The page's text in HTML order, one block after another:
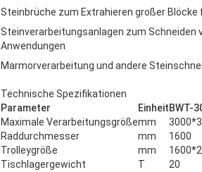
Steinbrüche zum Extrahieren großer Blöcke
Steinverarbeitungsanlagen zum Schneiden
Anwendungen
Marmorverarbeitung und andere
Technische Spezifikationen
Parameter
EinheitBWT-
Maximale Verarbeitungsgrößemm
Raddurchmesser
mm 1600
Trolleygröße
mm
Tischlagergewicht
T 20